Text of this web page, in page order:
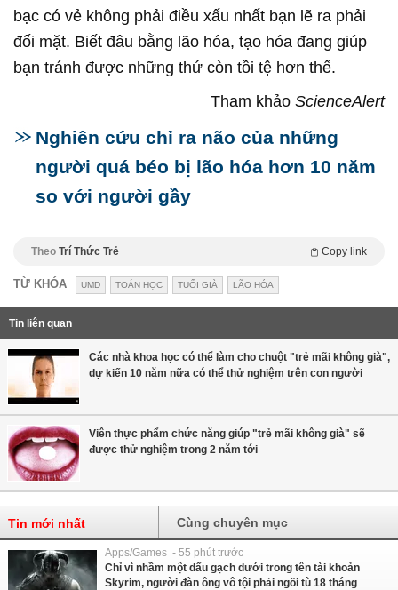
bạc có vẻ không phải điều xấu nhất bạn lẽ ra phải
đối mặt. Biết đâu bằng lão hóa, tạo hóa đang giúp
bạn tránh được những thứ còn tồi tệ hơn thế.
Tham khảo ScienceAlert
Nghiên cứu chỉ ra não của những
người quá béo bị lão hóa hơn 10 năm
so với người gầy
Theo Trí Thức Trẻ Copy link
TỪ KHÓA UMD TOÁN HỌC TUỔI GIÀ LÃO HÓA
Tin liên quan
Các nhà khoa học có thể làm cho chuột "trẻ mãi không già",
dự kiến 10 năm nữa có thể thử nghiệm trên con người
Viên thực phẩm chức năng giúp "trẻ mãi không già" sẽ
được thử nghiệm trong 2 năm tới
Tin mới nhất Cùng chuyên mục
Apps/Games - 55 phút trước
Chỉ vì nhầm một dấu gạch dưới trong tên tài khoản
Skyrim, người đàn ông vô tội phải ngồi tù 18 tháng